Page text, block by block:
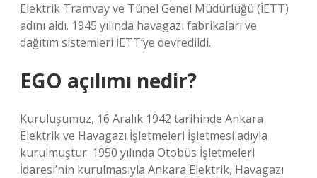
Elektrik Tramvay ve Tünel Genel Müdürlüğü (İETT)
adını aldı. 1945 yılında havagazı fabrikaları ve
dağıtım sistemleri İETT’ye devredildi.
EGO açılımı nedir?
Kuruluşumuz, 16 Aralık 1942 tarihinde Ankara
Elektrik ve Havagazı İşletmeleri İşletmesi adıyla
kurulmuştur. 1950 yılında Otobüs İşletmeleri
İdaresi’nin kurulmasıyla Ankara Elektrik, Havagazı